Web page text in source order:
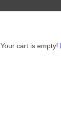
Your cart is empty!